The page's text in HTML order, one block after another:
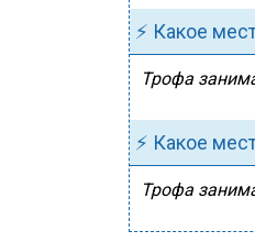
⚡ Какое
Трофа
⚡ Какое
Трофа